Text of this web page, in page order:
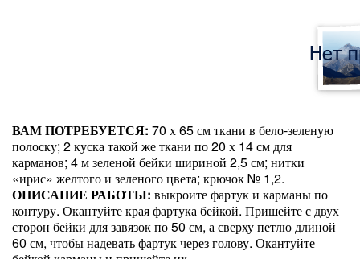
ВАМ ПОТРЕБУЕТСЯ: 70 х 65 см ткани в бело-зеленую
полоску; 2 куска такой же ткани по 20 х 14 см для
карманов; 4 м зеленой бейки шириной 2,5 см; нитки
«ирис» желтого и зеленого цвета; крючок № 1,2.
ОПИСАНИЕ РАБОТЫ: выкроите фартук и карманы по
контуру. Окантуйте края фартука бейкой. Пришейте с двух
сторон бейки для завязок по 50 см, а сверху петлю длиной
60 см, чтобы надевать фартук через голову. Окантуйте